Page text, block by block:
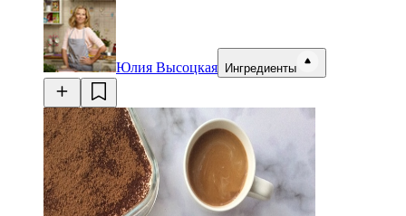
Юлия Высоцкая Ингредиенты